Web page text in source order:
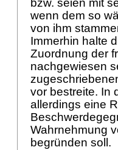
bzw. seien mit
wenn dem so
von ihm
Immerhin halte
Zuordnung der
nachgewiesen
vor bestreite. In
allerdings eine
Wahrnehmung
begründen soll.